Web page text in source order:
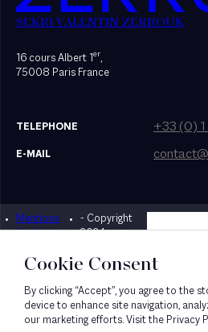
SEKRI VALENTIN ZERROUK
16 cours Albert 1er,
75008 Paris France
TELEPHONE +33 (0)
E-MAIL
Mentions
légales
- Copyright
2024
Designed by
Cookie Consent
By clicking “Accept”, you agree to the
device to enhance site navigation,
our marketing efforts. Visit the Privacy